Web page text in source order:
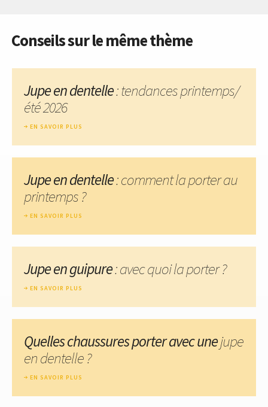
Conseils sur le même thème
Jupe en dentelle: tendances printemps/
été 2026
EN SAVOIR PLUS
Jupe en dentelle: comment la porter au
printemps ?
EN SAVOIR PLUS
Jupe en guipure: avec quoi la porter ?
EN SAVOIR PLUS
Quelles chaussures porter avec unejupe
en dentelle ?
EN SAVOIR PLUS